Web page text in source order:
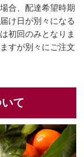
合、配達希望時期
け日が別々になる
初回のみとなりま
すが別々にご注文
て